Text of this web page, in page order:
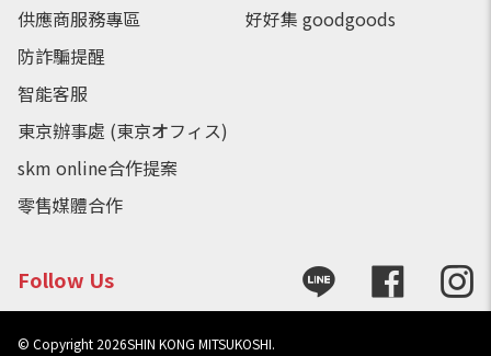
供應商服務專區
防詐騙提醒
智能客服
東京辦事處 (東京オフィス)
skm online合作提案
零售媒體合作
好好集 goodgoods
Follow Us
© Copyright 2026SHIN KONG MITSUKOSHI.